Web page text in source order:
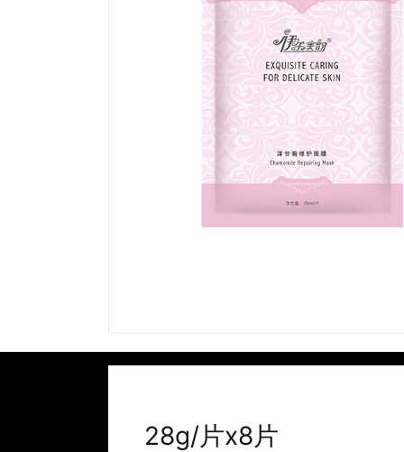
28g/片x8片